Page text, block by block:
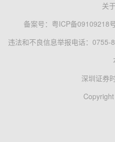
关
备案号： 粤ICP备09109218
违法和不良信息举报电话：0755-
深圳证券